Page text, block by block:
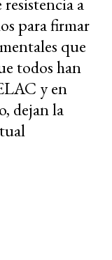
para firmar
que
todos han
y en
dejan la